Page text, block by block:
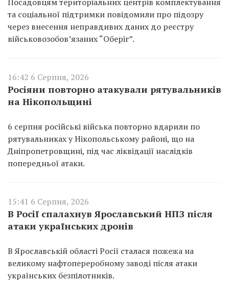
та соціальної підтримки повідомили про підозру
через внесення неправдивих даних до реєстру
військовозобов’язаних “Оберіг”.
16:42 6 Серпня, 2026
Росіяни повторно атакували рятувальників
на Нікопольщині
6 серпня російські війська повторно вдарили по
рятувальниках у Нікопольському районі, що на
Дніпропетровщині, під час ліквідації наслідків
попередньої атаки.
15:41 6 Серпня, 2026
В Росії спалахнув Ярославський НПЗ після
атаки українських дронів
В Ярославській області Росії сталася пожежа на
великому нафтопереробному заводі після атаки
українських безпілотників.